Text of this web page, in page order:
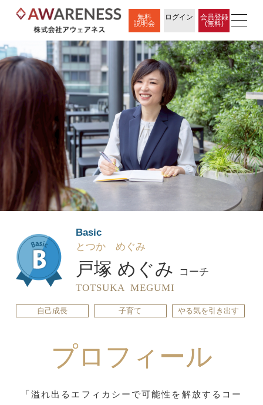
無料
説明会
ログイン
会員登録
(無料)
Basic
とつか めぐみ
戸塚 めぐみ
コーチ
TOTSUKA MEGUMI
自己成長 子育て やる気を引き出す
プロフィール
「溢れ出るエフィカシーで可能性を解放するコー